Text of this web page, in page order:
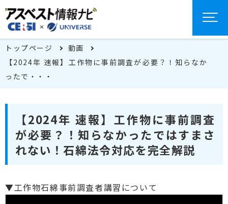
トップページ
動画
【2024年 速報】工作物に事前調査が必要？！知らなか
ったで・・・
【2024年 速報】工作物に事前調査
が必要？！知らなかったではすまさ
れない！石綿法令対応を完全解説
▼工作物石綿事前調査者講習について